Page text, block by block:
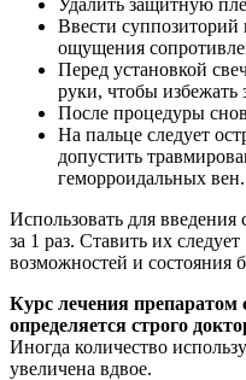
Ввести
ощущения
Перед установкой
руки, чтобы избежать
После процедуры
На пальце следует
допустить
геморроидальных вен.
Использовать для введения
за 1 раз. Ставить их
возможностей и состояния
Курс лечения препаратом
определяется строго
Иногда количество
увеличена вдвое.